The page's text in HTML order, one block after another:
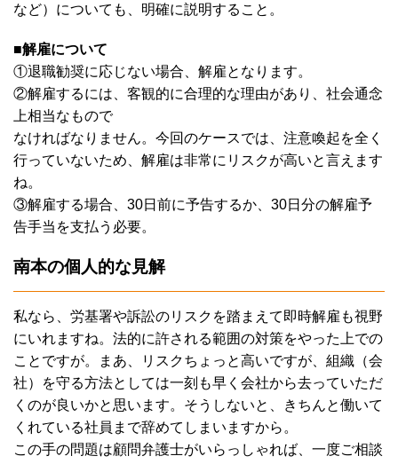
など）についても、明確に説明すること。
■解雇について
①退職勧奨に応じない場合、解雇となります。
②解雇するには、客観的に合理的な理由があり、社会通念
上相当なもので
なければなりません。今回のケースでは、注意喚起を全く
行っていないため、解雇は非常にリスクが高いと言えます
ね。
③解雇する場合、30日前に予告するか、30日分の解雇予
告手当を支払う必要。
南本の個人的な見解
私なら、労基署や訴訟のリスクを踏まえて即時解雇も視野
にいれますね。法的に許される範囲の対策をやった上での
ことですが。まあ、リスクちょっと高いですが、組織（会
社）を守る方法としては一刻も早く会社から去っていただ
くのが良いかと思います。そうしないと、きちんと働いて
くれている社員まで辞めてしまいますから。
この手の問題は顧問弁護士がいらっしゃれば、一度ご相談